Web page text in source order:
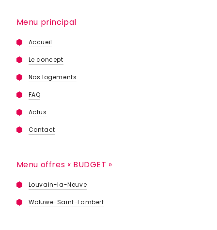
Menu principal
Accueil
Le concept
Nos logements
FAQ
Actus
Contact
Menu offres « BUDGET »
Louvain-la-Neuve
Woluwe-Saint-Lambert